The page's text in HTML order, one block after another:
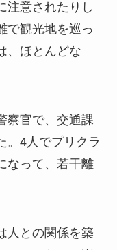
注意されたりし
で観光地を巡っ
、ほとんどな
察官で、交通課
。4人でプリクラ
なって、若干離
人との関係を築